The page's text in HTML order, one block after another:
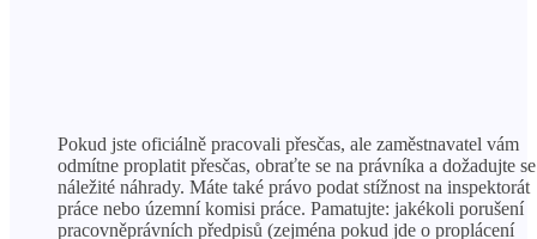
Pokud jste oficiálně pracovali přesčas, ale zaměstnavatel vám
odmítne proplatit přesčas, obraťte se na právníka a dožadujte se
náležité náhrady. Máte také právo podat stížnost na inspektorát
práce nebo územní komisi práce. Pamatujte: jakékoli porušení
pracovněprávních předpisů (zejména pokud jde o proplácení